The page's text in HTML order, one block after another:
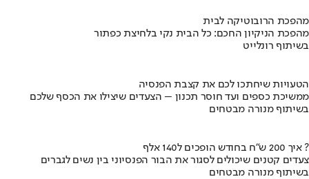
מהפכת הרובוטיקה לבית
מהפכת הניקיון החכם: כל הבית נקי בלחיצת כפתור
בשיתוף רונלייט
הטעויות שיחתכו לכם את קצבת הפנסיה
ממשיכת כספים ועד חוסר תכנון – הצעדים שיצילו את הכסף שלכם
בשיתוף מנורה מבטחים
איך 200 ש"ח בחודש הופכים ל140 אלף ?
צעדים קטנים שיכולים לסגור את הבור הפנסיוני בין נשים לגברים
בשיתוף מנורה מבטחים